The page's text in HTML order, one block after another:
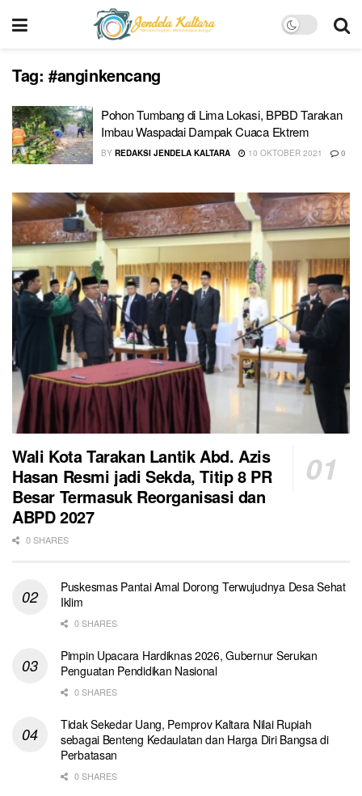
Tag: #anginkencang
Pohon Tumbang di Lima Lokasi, BPBD Tarakan
Imbau Waspadai Dampak Cuaca Ektrem
BY REDAKSI JENDELA KALTARA 10 OKTOBER 2021 0
Wali Kota Tarakan Lantik Abd. Azis
Hasan Resmi jadi Sekda, Titip 8 PR
Besar Termasuk Reorganisasi dan
ABPD 2027
0 SHARES
Puskesmas Pantai Amal Dorong Terwujudnya Desa Sehat
Iklim
0 SHARES
Pimpin Upacara Hardiknas 2026, Gubernur Serukan
Penguatan Pendidikan Nasional
0 SHARES
Tidak Sekedar Uang, Pemprov Kaltara Nilai Rupiah
sebagai Benteng Kedaulatan dan Harga Diri Bangsa di
Perbatasan
0 SHARES